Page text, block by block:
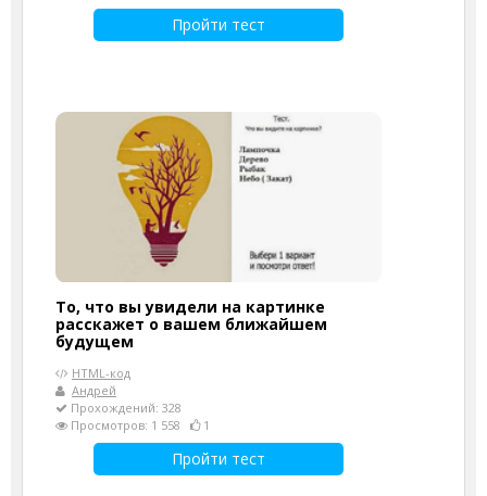
Пройти тест
То, что вы увидели на картинке
расскажет о вашем ближайшем
будущем
HTML-код
Андрей
Прохождений: 328
Просмотров: 1 558
1
Пройти тест